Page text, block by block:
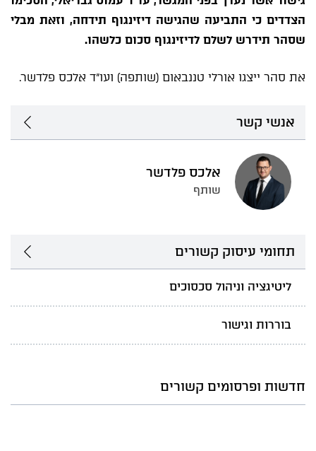
הצדדים כי התביעה שהגישה דיזינגוף תידחה, וזאת מבלי
שסהר תידרש לשלם לדיזינגוף סכום כלשהו.
את סהר ייצגו אורלי טננבאום (שותפה) ועו"ד אלכס פלדשר.
אנשי קשר
אלכס פלדשר
שותף
תחומי עיסוק קשורים
ליטיגציה וניהול סכסוכים
בוררות וגישור
חדשות ופרסומים קשורים